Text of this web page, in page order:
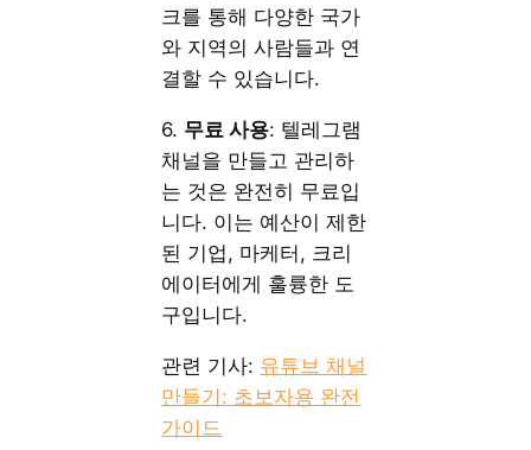
크를 통해 다양한 국가
와 지역의 사람들과 연
결할 수 있습니다.
6. 무료 사용: 텔레그램
채널을 만들고 관리하
는 것은 완전히 무료입
니다. 이는 예산이 제한
된 기업, 마케터, 크리
에이터에게 훌륭한 도
구입니다.
관련 기사: 유튜브 채널
만들기: 초보자용 완전
가이드